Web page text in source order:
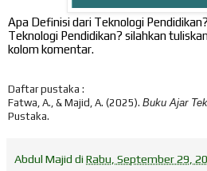
Apa Definisi dari Teknologi
Teknologi Pendidikan? silahkan
kolom komentar.
Daftar pustaka :
Fatwa, A., & Majid, A. (2025). Buku Ajar
Pustaka.
Abdul Majid di Rabu, September 29,